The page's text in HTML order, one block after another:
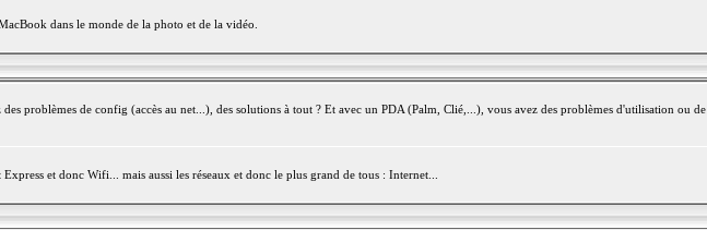
dans le monde de la photo et de la vidéo.
problèmes de config (accès au net...), des solutions à tout ? Et avec un PDA (Palm, Clié,...), vous avez des problèmes d'utilisation ou de
et donc Wifi... mais aussi les réseaux et donc le plus grand de tous : Internet...